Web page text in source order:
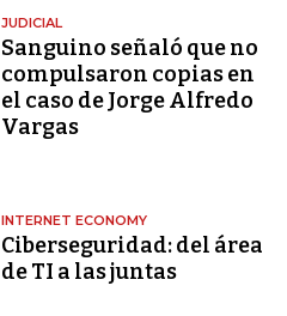
JUDICIAL
Sanguino señaló que no
compulsaron copias en
el caso de Jorge Alfredo
Vargas
INTERNET ECONOMY
Ciberseguridad: del área
de TI a las juntas